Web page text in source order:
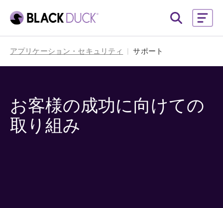
アプリケーション・セキュリティ サポート
お客様の成功に向けての
取り組み